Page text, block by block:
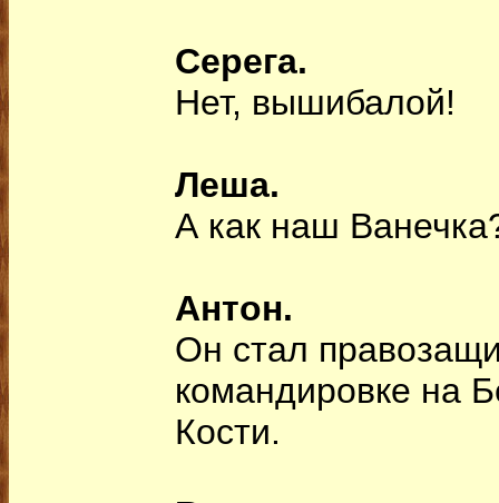
Серега.
Нет, вышибалой!
Леша.
А как наш
Антон.
Он стал
командировке на
Кости.